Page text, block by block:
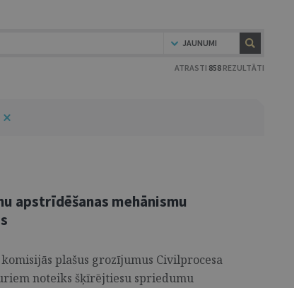
JAUNUMI
ATRASTI 858 REZULTĀTI
apstrīdēšanas mehānismu
plašus grozījumus Civilprocesa
noteiks šķīrējtiesu spriedumu